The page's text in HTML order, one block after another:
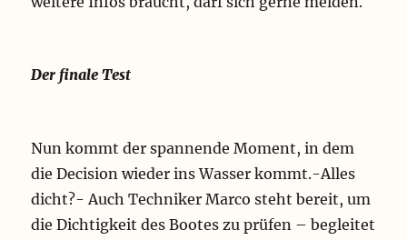
Der finale Test
Nun kommt der spannende Moment, in dem
die Decision wieder ins Wasser kommt.-Alles
dicht?- Auch Techniker Marco steht bereit, um
die Dichtigkeit des Bootes zu prüfen – begleitet